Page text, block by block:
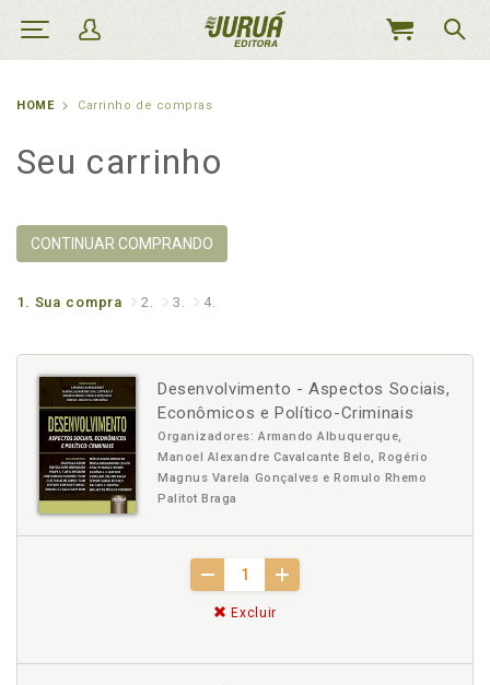
MEU
HOME Carrinho de compras
Seu carrinho
CONTINUAR COMPRANDO
1. Sua compra 2. 3. 4.
Desenvolvimento - Aspectos Sociais,
Econômicos e Político-Criminais
Organizadores: Armando Albuquerque,
Manoel Alexandre Cavalcante Belo, Rogério
Magnus Varela Gonçalves e Romulo Rhemo
Palitot Braga
Excluir